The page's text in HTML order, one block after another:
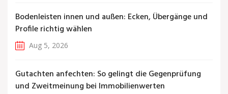
Bodenleisten innen und außen: Ecken, Übergänge und
Profile richtig wählen
Aug 5, 2026
Gutachten anfechten: So gelingt die Gegenprüfung
und Zweitmeinung bei Immobilienwerten